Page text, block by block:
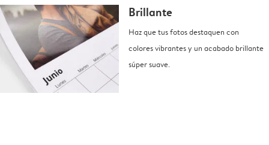
Brillante
Haz que tus fotos destaquen con
colores vibrantes y un acabado brillante
súper suave.